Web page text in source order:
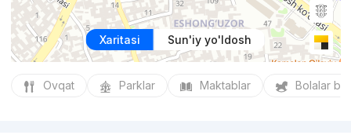
Xaritasi Sun'iy yo'ldosh
Ovqat Parklar Maktablar Bolalar